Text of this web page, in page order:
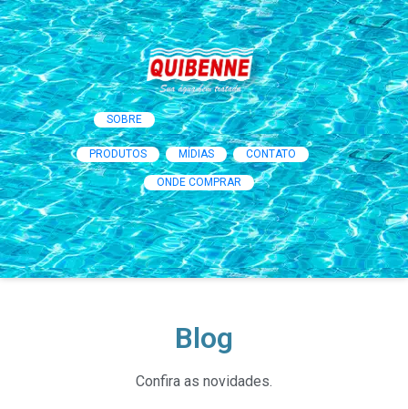
ONDE COMPRAR
CONTATO
MÍDIAS
PRODUTOS
SOBRE
Blog
Confira as novidades.